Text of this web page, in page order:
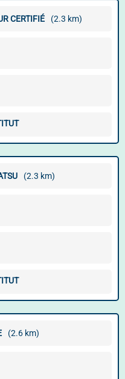
CERTIFIÉ (2.3 km)
(2.3 km)
(2.6 km)